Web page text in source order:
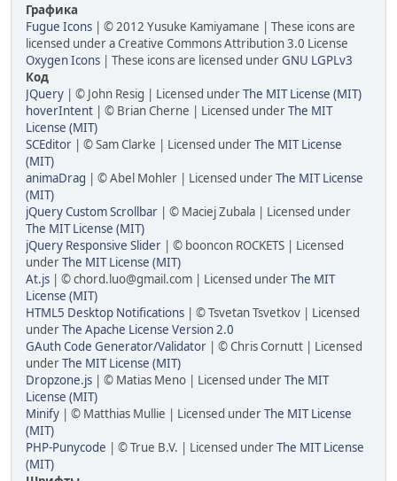
Графика
Fugue Icons | © 2012 Yusuke Kamiyamane | These icons are
licensed under a Creative Commons Attribution 3.0 License
Oxygen Icons | These icons are licensed underGNU LGPLv3
Код
JQuery | © John Resig | Licensed underThe MIT License (MIT)
hoverIntent | © Brian Cherne | Licensed underThe MIT
License (MIT)
SCEditor | © Sam Clarke | Licensed underThe MIT License
(MIT)
animaDrag | © Abel Mohler | Licensed underThe MIT License
(MIT)
jQuery Custom Scrollbar | © Maciej Zubala | Licensed under
The MIT License (MIT)
jQuery Responsive Slider | © booncon ROCKETS | Licensed
underThe MIT License (MIT)
At.js | © chord.luo@gmail.com | Licensed underThe MIT
License (MIT)
HTML5 Desktop Notifications | © Tsvetan Tsvetkov | Licensed
underThe Apache License Version 2.0
GAuth Code Generator/Validator | © Chris Cornutt | Licensed
underThe MIT License (MIT)
Dropzone.js | © Matias Meno | Licensed underThe MIT
License (MIT)
Minify | © Matthias Mullie | Licensed underThe MIT License
(MIT)
PHP-Punycode | © True B.V. | Licensed underThe MIT License
(MIT)